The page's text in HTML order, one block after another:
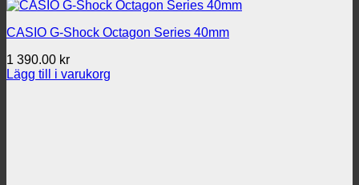
CASIO G-Shock Octagon Series 40mm
1 390.00 kr
Lägg till i varukorg